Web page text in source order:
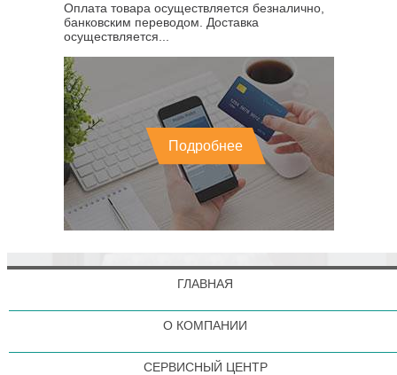
Оплата товара осуществляется безналично,
банковским переводом. Доставка
осуществляется...
Подробнее
ГЛАВНАЯ
О КОМПАНИИ
СЕРВИСНЫЙ ЦЕНТР